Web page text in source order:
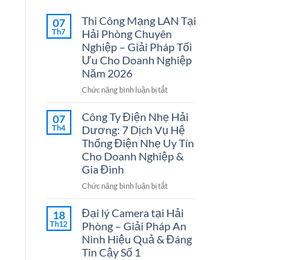
07
Th7
Thi Công Mạng LAN Tại
Hải Phòng Chuyên
Nghiệp – Giải Pháp Tối
Ưu Cho Doanh Nghiệp
Năm 2026
Chức năng bình luận bị tắtở
Công
Mạng
LAN
Tại
Hải
Chuyên
Giải
Pháp
Tối
07
Th4
Công Ty Điện Nhẹ Hải
Dương: 7 Dịch Vụ Hệ
Thống Điện Nhẹ Uy Tín
Cho Doanh Nghiệp &
Gia Đình
Chức năng bình luận bị tắtở
Ty
Điện
Nhẹ
Hải
18
Th12
Đại lý Camera tại Hải
Phòng – Giải Pháp An
Ninh Hiệu Quả & Đáng
Tin Cậy Số 1